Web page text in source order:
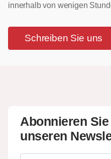
innerhalb von wenigen
Schreiben Sie uns
Abonnieren Sie
unseren